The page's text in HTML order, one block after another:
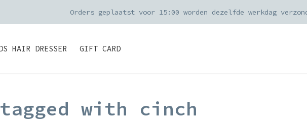
HAIR DRESSER GIFT CARD
Orders geplaatst voor 15:00 worden dezelfde werkdag
with cinch